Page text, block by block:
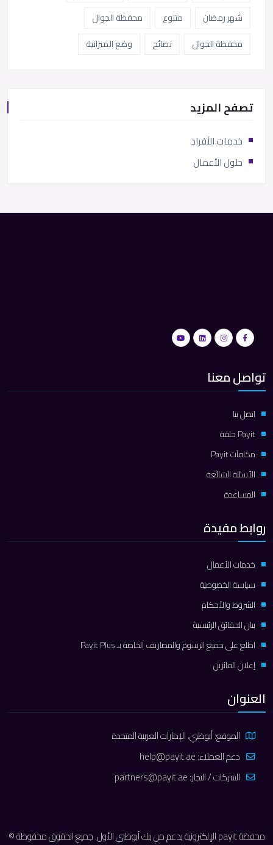
شهر رمضان
متنوع
محفظة الجوال
محفظة الجوال
نصائح وضع الميزانية
تصفح المزيد
خدمات الأفراد
حلول الأعمال
تواصل معنا
اتصل بنا
Payit حلقة
مكافآت Payit
الأسئلة الشائعة
المساعدة
روابط مفيدة
خدمات الأعمال
سياسة الخصوصية
الشروط والأحكام
بيان الحقائق الرئيسية
اطلع على جميع الرسوم والمصاريف الخاصة بـ Payit Plus
إعلان الفائزين
العنوان
الموقع: أبوظبي، الإمارات العربية المتحدة
دعم العملاء:help@payit.ae
الشركات / التجار:partners@payit.ae
محفظة payit الإلكترونية بدعم من بنك أبوظبي الأول. جميع الحقوق محفوظة ©